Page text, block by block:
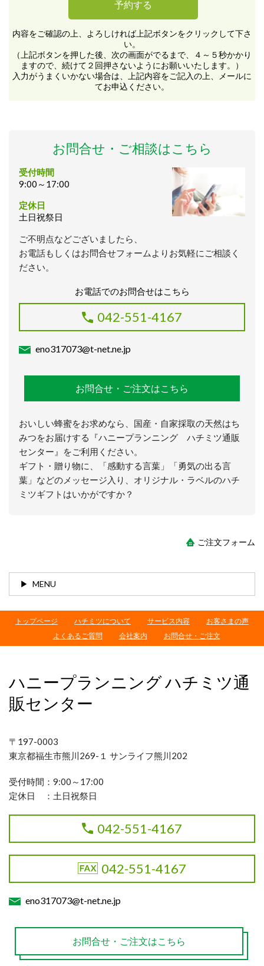
内容をご確認の上、よろしければ上記ボタンをクリックして下さ
い。
（上記ボタンを押した後、次の画面がでるまで、４～５秒かかり
ますので、続けて２回押さないようにお願いいたします。）
入力がうまくいかない場合は、上記内容をご記入の上、メールに
てお申込ください。
お問合せ・ご相談はこちら
受付時間
9:00～17:00
定休日
土日祝祭日
ご不明点などございましたら、
お電話もしくはお問合せフォームよりお気軽にご相談く
ださい。
お電話でのお問合せはこちら
042-551-4167
eno317073@t-net.ne.jp
お問合せ・ご注文はこちら
おいしい蜂蜜をお求めなら、国産・自家採取の天然はち
みつをお届けする『ハニープランニング ハチミツ通販
センター』をご利用ください。
ギフト・贈り物に、「感動する言葉」「勇気の出る言
葉」などのメッセージ入り、オリジナル・ラベルのハチ
ミツギフトはいかがですか？
ご注文フォーム
MENU
トップページ ハチミツについて サービス内容
お客さまの声
よくあるご質問
会社案内 お問合せ・ご注文
ハニープランニングハチミツ通
販センター
〒197-0003
東京都福生市熊川269-１ サンライフ熊川202
受付時間：9:00～17:00
定休日 ：土日祝祭日
042-551-4167
042-551-4167
eno317073@t-net.ne.jp
お問合せ・ご注文はこちら